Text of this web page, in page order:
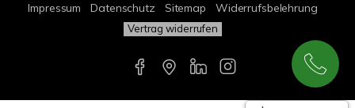
Impressum
Datenschutz Sitemap Widerrufsbelehrung
Vertrag widerrufen